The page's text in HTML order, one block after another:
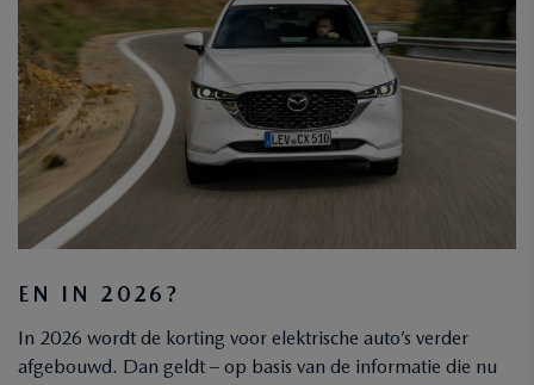
EN IN 2026?
In 2026 wordt de korting voor elektrische auto’s verder
afgebouwd. Dan geldt – op basis van de informatie die nu